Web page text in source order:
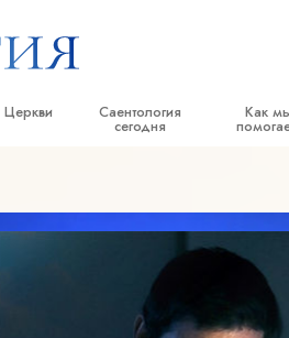
Церкви
церкви
Продвинутые организации
Наземная база Флага
Саентология
сегодня
Дэвид Мицкевич, духовный
религии Саентологии
Как
Криминон
Нарконон